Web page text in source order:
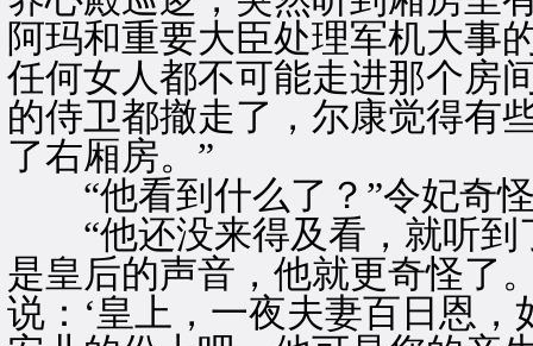
阿玛和重要大臣处理军机大事
任何女人都不可能走进那个房
的侍卫都撤走了，尔康觉得有
了右厢房。”
“他看到什么了？”令妃奇
“他还没来得及看，就听到
是皇后的声音，他就更奇怪了
说：‘皇上，一夜夫妻百日恩